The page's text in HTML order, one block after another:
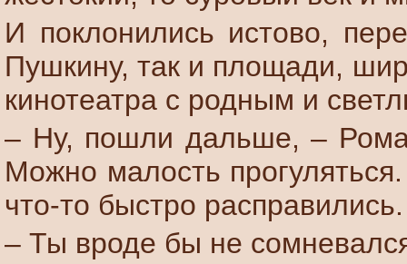
И поклонились истово,
Пушкину, так и площади,
кинотеатра с родным и
– Ну, пошли дальше, –
Можно малость
что-то быстро расправились.
– Ты вроде бы не